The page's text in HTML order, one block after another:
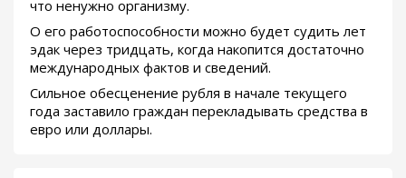
что ненужно организму.
О его работоспособности можно будет судить лет
эдак через тридцать, когда накопится достаточно
международных фактов и сведений.
Сильное обесценение рубля в начале текущего
года заставило граждан перекладывать средства в
евро или доллары.